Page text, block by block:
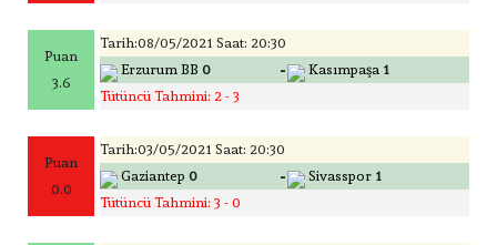
Puan
3.6
Tarih:08/05/2021 Saat: 20:30
Erzurum BB 0 - Kasımpaşa 1
Tütüncü Tahmini: 2 - 3
Puan
0.0
Tarih:03/05/2021 Saat: 20:30
Gaziantep 0 - Sivasspor 1
Tütüncü Tahmini: 3 - 0